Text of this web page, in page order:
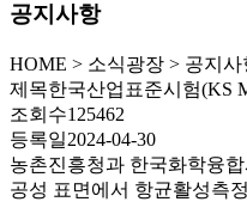
공지사항
HOME > 소식광장 > 공지사
제목한국산업표준시험(KS
조회수125462
등록일2024-04-30
농촌진흥청과 한국화학융
공성 표면에서 항균활성측